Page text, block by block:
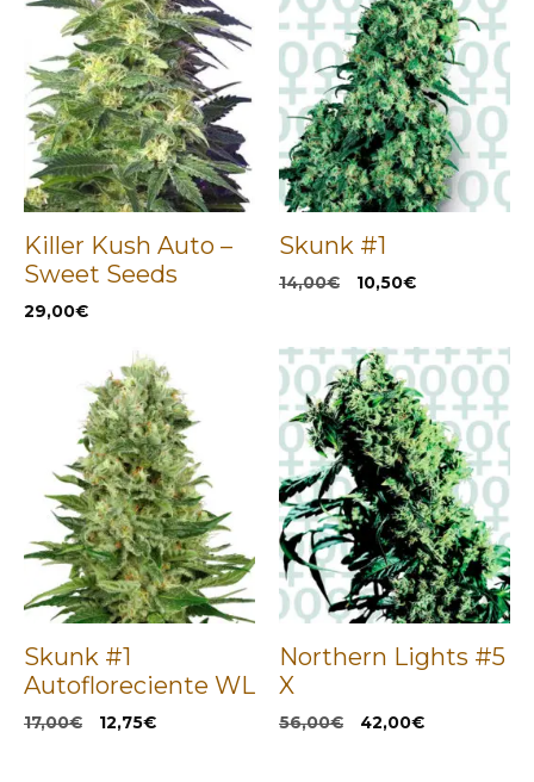
Killer Kush Auto –
Sweet Seeds
29,00€
Skunk #1
14,00€
El
era:
14,00€.
10,50€El
es:
10,50€.
Skunk #1
Autofloreciente WL
17,00€
El
12,75€El
Northern Lights #5
X
56,00€
El
42,00€El